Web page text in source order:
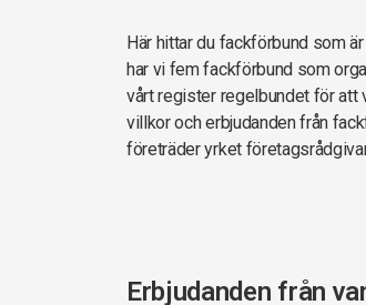
Här hittar du fackförbund som
har vi fem fackförbund som
vårt register regelbundet för att
villkor och erbjudanden från
företräder yrket
Erbjudanden från